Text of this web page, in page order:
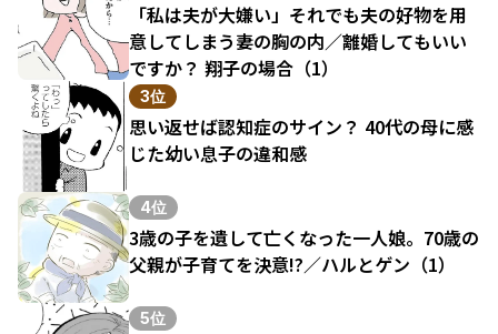
「私は夫が大嫌い」それでも夫の好物を用
意してしまう妻の胸の内／離婚してもいい
ですか？ 翔子の場合（1）
3位
思い返せば認知症のサイン？ 40代の母に感
じた幼い息子の違和感
4位
3歳の子を遺して亡くなった一人娘。70歳の
父親が子育てを決意!?／ハルとゲン（1）
5位